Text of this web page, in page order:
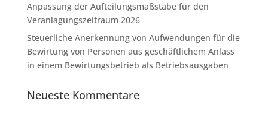
Anpassung der Aufteilungsmaßstäbe für den
Veranlagungszeitraum 2026
Steuerliche Anerkennung von Aufwendungen für die
Bewirtung von Personen aus geschäftlichem Anlass
in einem Bewirtungsbetrieb als Betriebsausgaben
Neueste Kommentare